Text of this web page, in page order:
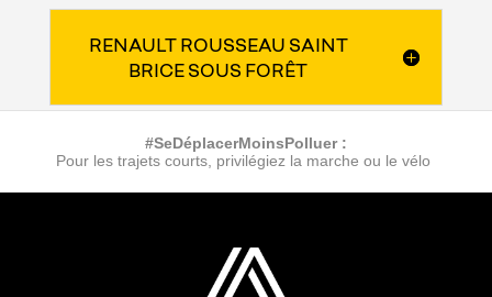
RENAULT ROUSSEAU SAINT
BRICE SOUS FORÊT
#SeDéplacerMoinsPolluer :
Pour les trajets courts, privilégiez la marche ou le vélo